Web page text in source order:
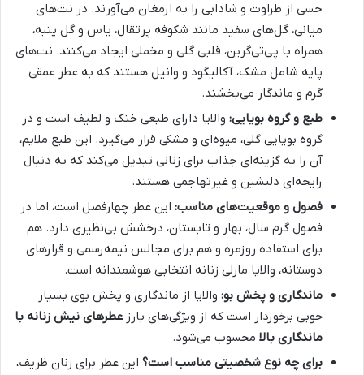
حسی از طراوت و شادابی را به ارمغان می‌آورند. در نت‌های
میانی، گل‌های سفید مانند شکوفه پرتقال، یاس و گل پنبه،
همراه با پی‌تی‌گرین، قلبی گلی و مخملی ایجاد می‌کنند. نت‌های
پایه شامل مشک، آکالیگود و وانیل هستند که به عطر عمقی
گرم و ماندگار می‌بخشند.
طبع و گروه بویایی: والایا دارای طبعی خنک و لطیف است و در
گروه بویایی گلی، میوه‌ای و مشکی قرار می‌گیرد. این طبع ملایم،
آن را به گزینه‌ای جذاب برای زنانی تبدیل می‌کند که به دنبال
رایحه‌ای دلنشین و غیرتهاجمی هستند.
فصول و موقعیت‌های مناسب: این عطر چهارفصل است، اما در
فصول گرم سال، بهار و تابستان، درخشش بی‌نظیری دارد. هم
برای استفاده روزمره و هم برای مجالس نیمه‌رسمی و قرارهای
دوستانه، والایا مارلی زنانه انتخابی هوشمندانه است.
ماندگاری و پخش بو: والایا از ماندگاری و پخش بوی بسیار
خوبی برخوردار است که از ویژگی‌های بارز عطرهای نیش زنانه با
ماندگاری بالا محسوب می‌شود.
برای چه نوع شخصیتی مناسب است؟ این عطر برای زنان ظریف،